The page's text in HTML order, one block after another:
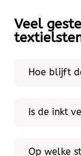
Veel
Hoe blijft
droger
de stof. Zo
Is de inkt
erg fijn voor
Op welke